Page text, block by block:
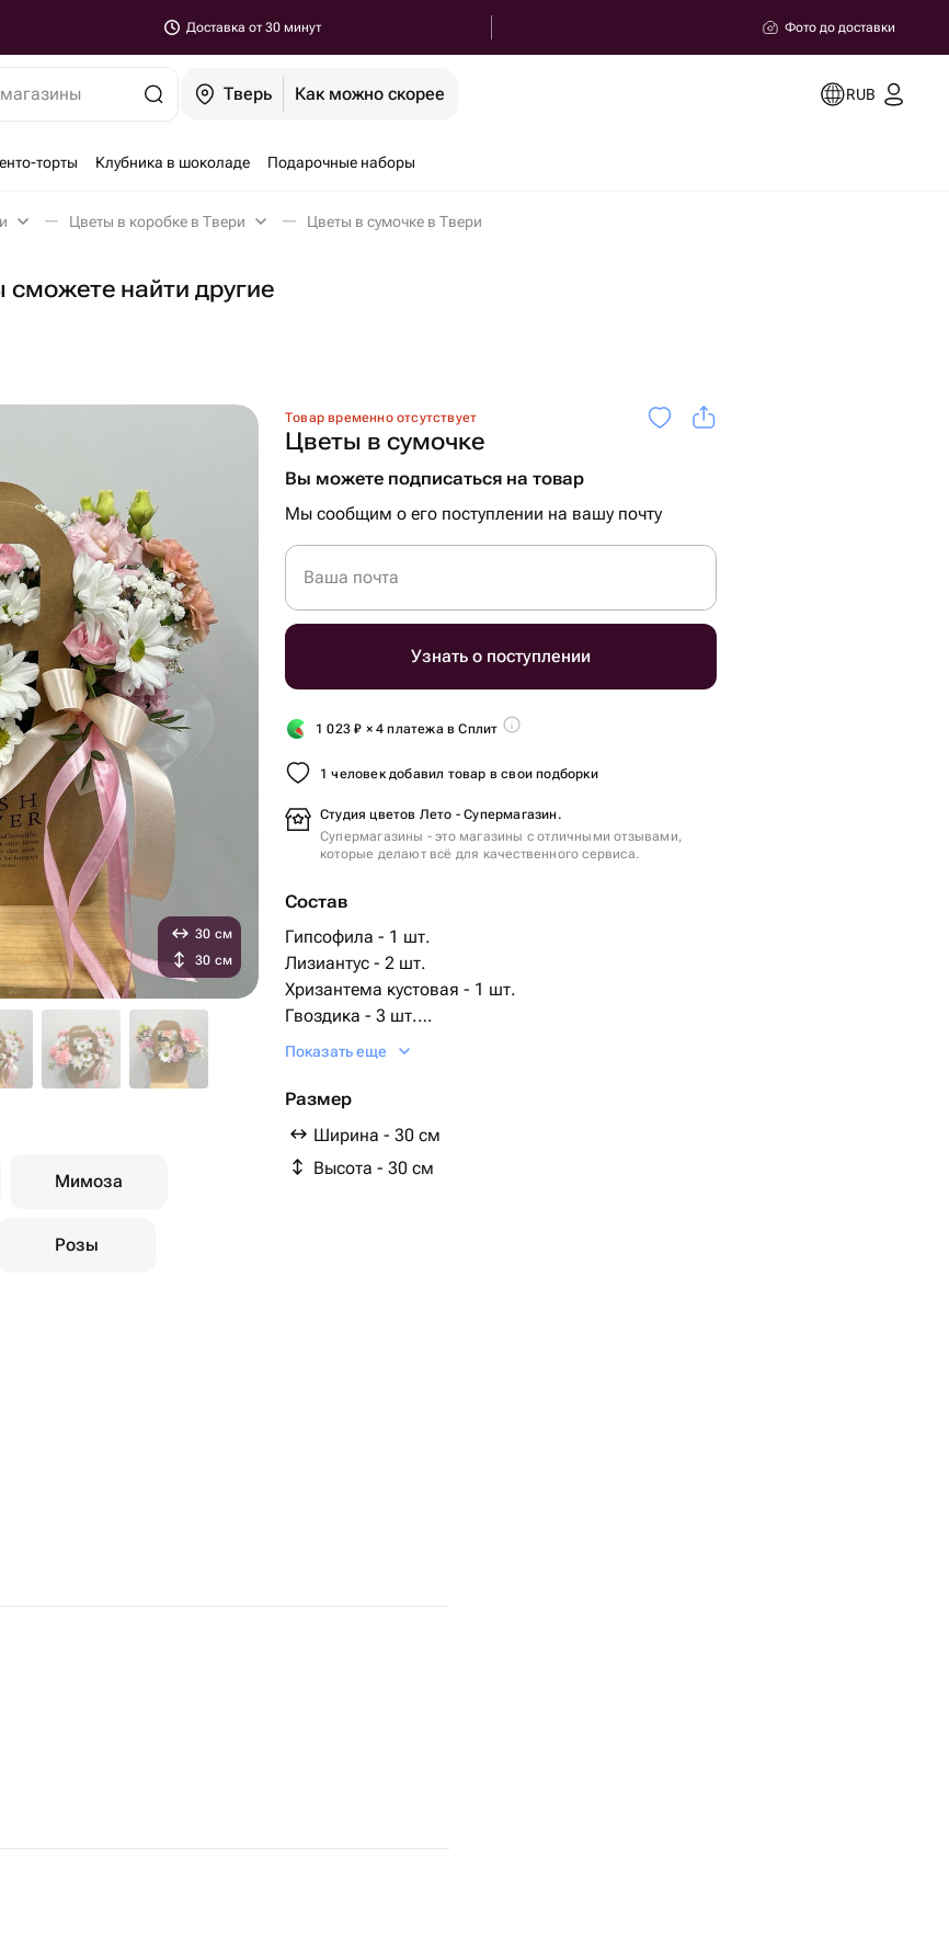
Доставка от 30 минут Фото до доставки
Тверь Как можно скорее RUB
торты Клубника в шоколаде Подарочные наборы
Цветы в коробке в Твери Цветы в сумочке в Твери
сможете найти другие
Товар временно отсутствует
Цветы в сумочке
Вы можете подписаться на товар
Мы сообщим о его поступлении на вашу почту
Ваша почта
Узнать о поступлении
1 023₽ × 4 платежа в Сплит
1 человек добавил товар в свои подборки
Студия цветов Лето - Супермагазин.
Супермагазины - это магазины с отличными отзывами,
которые делают всё для качественного сервиса.
Состав
Гипсофила - 1 шт.
Лизиантус - 2 шт.
Хризантема кустовая - 1 шт.
Гвоздика - 3 шт.
Кустовая гвоздика - 3 шт.
Сумочка - 1 шт.
Показать еще
Размер
Ширина - 30 см
Высота - 30 см
30 см
30 см
Мимоза
Розы